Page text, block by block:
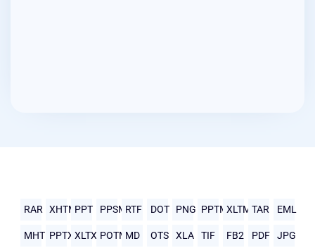
RAR XHTMLPPT PPSMRTF DOT PNG PPTMXLTM TAR EML
MHTMLPPTX XLTX POTMMD OTS XLA TIF FB2 PDF JPG